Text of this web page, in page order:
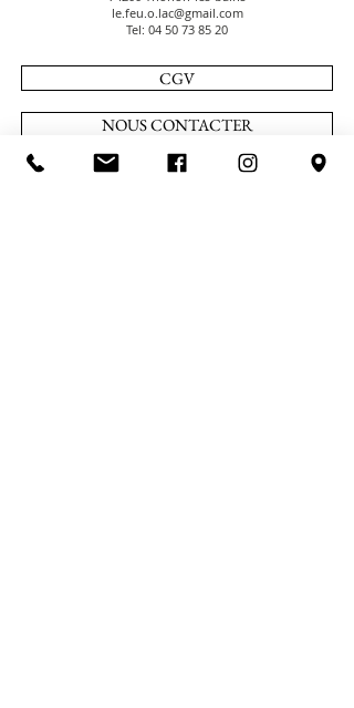
le.feu.o.lac@gmail.com
Tel: 04 50 73 85 20
CGV
NOUS CONTACTER